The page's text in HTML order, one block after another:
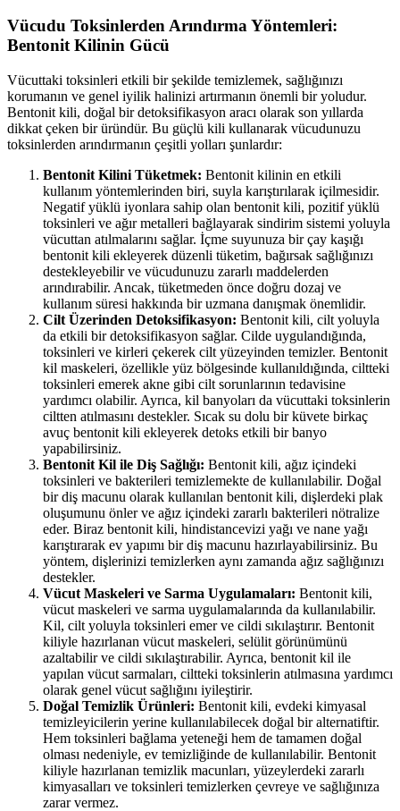
Vücudu Toksinlerden Arındırma Yöntemleri:
Bentonit Kilinin Gücü
Vücuttaki toksinleri etkili bir şekilde temizlemek, sağlığınızı
korumanın ve genel iyilik halinizi artırmanın önemli bir yoludur.
Bentonit kili, doğal bir detoksifikasyon aracı olarak son yıllarda
dikkat çeken bir üründür. Bu güçlü kili kullanarak vücudunuzu
toksinlerden arındırmanın çeşitli yolları şunlardır:
Bentonit Kilini Tüketmek: Bentonit kilinin en etkili
kullanım yöntemlerinden biri, suyla karıştırılarak içilmesidir.
Negatif yüklü iyonlara sahip olan bentonit kili, pozitif yüklü
toksinleri ve ağır metalleri bağlayarak sindirim sistemi yoluyla
vücuttan atılmalarını sağlar. İçme suyunuza bir çay kaşığı
bentonit kili ekleyerek düzenli tüketim, bağırsak sağlığınızı
destekleyebilir ve vücudunuzu zararlı maddelerden
arındırabilir. Ancak, tüketmeden önce doğru dozaj ve
kullanım süresi hakkında bir uzmana danışmak önemlidir.
Cilt Üzerinden Detoksifikasyon: Bentonit kili, cilt yoluyla
da etkili bir detoksifikasyon sağlar. Cilde uygulandığında,
toksinleri ve kirleri çekerek cilt yüzeyinden temizler. Bentonit
kil maskeleri, özellikle yüz bölgesinde kullanıldığında, ciltteki
toksinleri emerek akne gibi cilt sorunlarının tedavisine
yardımcı olabilir. Ayrıca, kil banyoları da vücuttaki toksinlerin
ciltten atılmasını destekler. Sıcak su dolu bir küvete birkaç
avuç bentonit kili ekleyerek detoks etkili bir banyo
yapabilirsiniz.
Bentonit Kil ile Diş Sağlığı: Bentonit kili, ağız içindeki
toksinleri ve bakterileri temizlemekte de kullanılabilir. Doğal
bir diş macunu olarak kullanılan bentonit kili, dişlerdeki plak
oluşumunu önler ve ağız içindeki zararlı bakterileri nötralize
eder. Biraz bentonit kili, hindistancevizi yağı ve nane yağı
karıştırarak ev yapımı bir diş macunu hazırlayabilirsiniz. Bu
yöntem, dişlerinizi temizlerken aynı zamanda ağız sağlığınızı
destekler.
Vücut Maskeleri ve Sarma Uygulamaları: Bentonit kili,
vücut maskeleri ve sarma uygulamalarında da kullanılabilir.
Kil, cilt yoluyla toksinleri emer ve cildi sıkılaştırır. Bentonit
kiliyle hazırlanan vücut maskeleri, selülit görünümünü
azaltabilir ve cildi sıkılaştırabilir. Ayrıca, bentonit kil ile
yapılan vücut sarmaları, ciltteki toksinlerin atılmasına yardımcı
olarak genel vücut sağlığını iyileştirir.
Doğal Temizlik Ürünleri: Bentonit kili, evdeki kimyasal
temizleyicilerin yerine kullanılabilecek doğal bir alternatiftir.
Hem toksinleri bağlama yeteneği hem de tamamen doğal
olması nedeniyle, ev temizliğinde de kullanılabilir. Bentonit
kiliyle hazırlanan temizlik macunları, yüzeylerdeki zararlı
kimyasalları ve toksinleri temizlerken çevreye ve sağlığınıza
zarar vermez.